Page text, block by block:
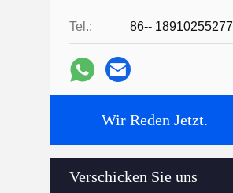
Tel.: 86-- 18910255277
Wir Reden Jetzt.
Verschicken Sie uns